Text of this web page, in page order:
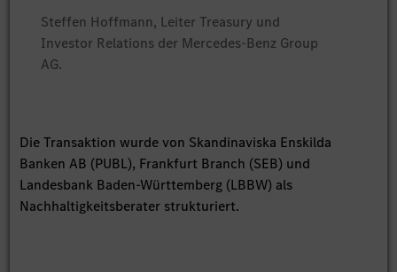
Steffen Hoffmann, Leiter Treasury und
Investor Relations der Mercedes-Benz Group
AG.
Die Transaktion wurde von Skandinaviska Enskilda
Banken AB (PUBL), Frankfurt Branch (SEB) und
Landesbank Baden-Württemberg (LBBW) als
Nachhaltigkeitsberater strukturiert.